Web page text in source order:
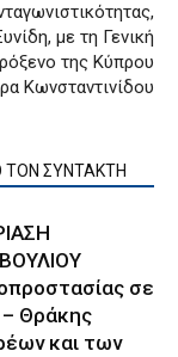
με τη Γενική
της Κύπρου
Κωνσταντινίδου
ΤΟΝ ΣΥΝΤΑΚΤΗ
σε
– Θράκης
και των